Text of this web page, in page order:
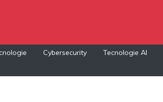
Cybersecurity Tecnologie AI